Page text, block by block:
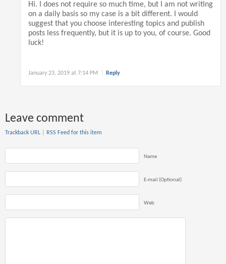
Hi. I does not require so much time, but I am not writing
on a daily basis so my case is a bit different. I would
suggest that you choose interesting topics and publish
posts less frequently, but it is up to you, of course. Good
luck!
January 23, 2019 at 7:14 PM Reply
Leave comment
Trackback URL RSS Feed for this item
Name
E-mail (Optional)
Web